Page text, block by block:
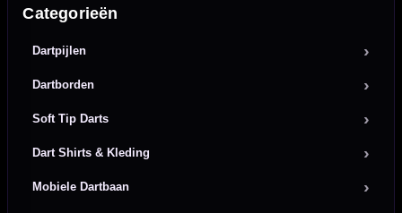
Categorieën
Dartpijlen
Dartborden
Soft Tip Darts
Dart Shirts & Kleding
Mobiele Dartbaan